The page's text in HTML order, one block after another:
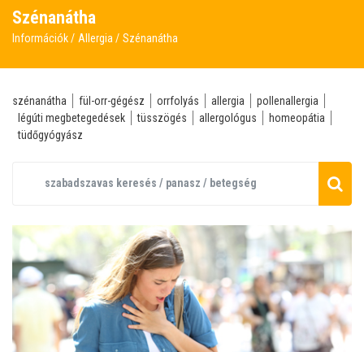
Szénanátha
Információk Allergia Szénanátha
szénanátha fül-orr-gégész orrfolyás allergia
pollenallergia
légúti megbetegedések
tüsszögés allergológus
homeopátia
tüdőgyógyász